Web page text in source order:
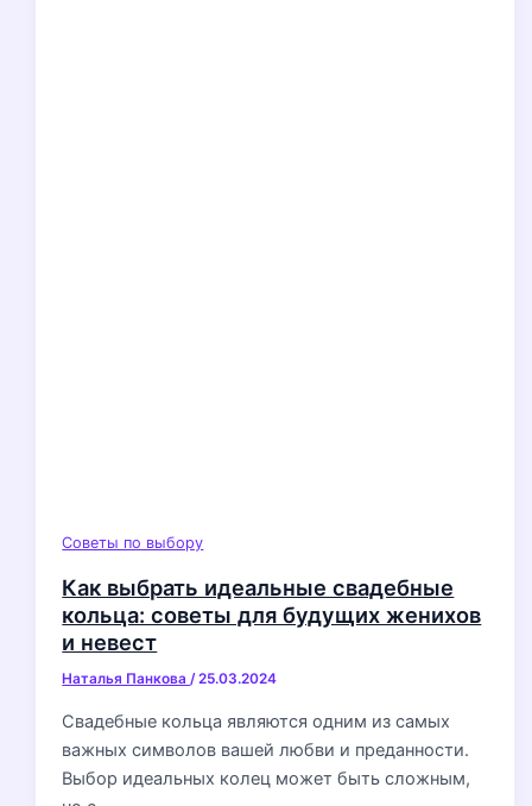
Советы по выбору
Как выбрать идеальные свадебные
кольца: советы для будущих женихов
и невест
Наталья Панкова/25.03.2024
Свадебные кольца являются одним из самых
важных символов вашей любви и преданности.
Выбор идеальных колец может быть сложным,